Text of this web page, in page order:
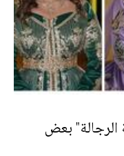
الرجالة" بعض